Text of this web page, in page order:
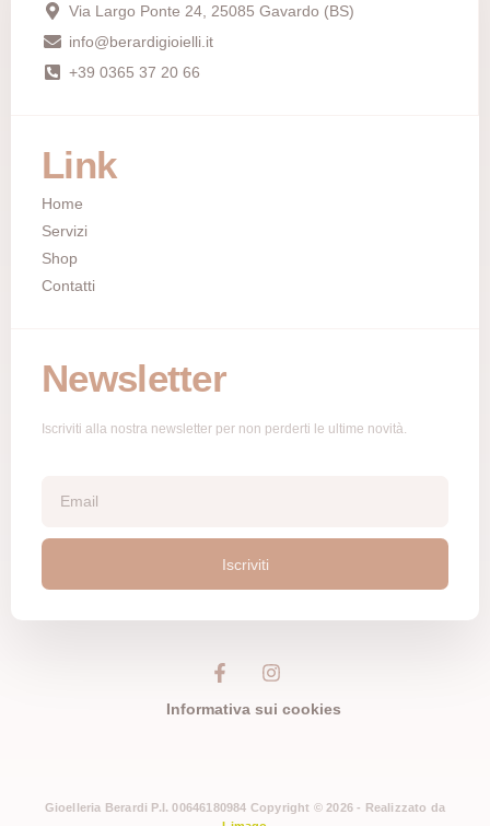
Via Largo Ponte 24, 25085 Gavardo (BS)
info@berardigioielli.it
+39 0365 37 20 66
Link
Home
Servizi
Shop
Contatti
Newsletter
Iscriviti alla nostra newsletter per non perderti le ultime novità.
Iscriviti
Informativa sui cookies
Gioelleria Berardi P.I. 00646180984 Copyright © 2026 - Realizzato da